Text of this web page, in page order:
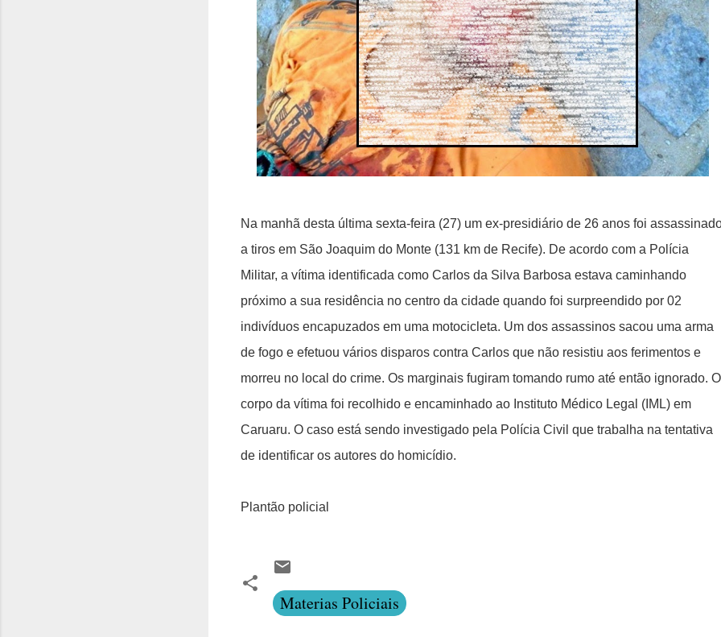
Na manhã desta última sexta-feira (27) um ex-presidiário de 26 anos foi
a tiros em São Joaquim do Monte (131 km de Recife). De acordo com a Polícia
Militar, a vítima identificada como Carlos da Silva Barbosa estava caminhando
próximo a sua residência no centro da cidade quando foi surpreendido por 02
indivíduos encapuzados em uma motocicleta. Um dos assassinos sacou uma arma
de fogo e efetuou vários disparos contra Carlos que não resistiu aos ferimentos e
morreu no local do crime. Os marginais fugiram tomando rumo até então ignorado. O
corpo da vítima foi recolhido e encaminhado ao Instituto Médico Legal (IML) em
Caruaru. O caso está sendo investigado pela Polícia Civil que trabalha na tentativa
de identificar os autores do homicídio.
Plantão policial
Materias Policiais